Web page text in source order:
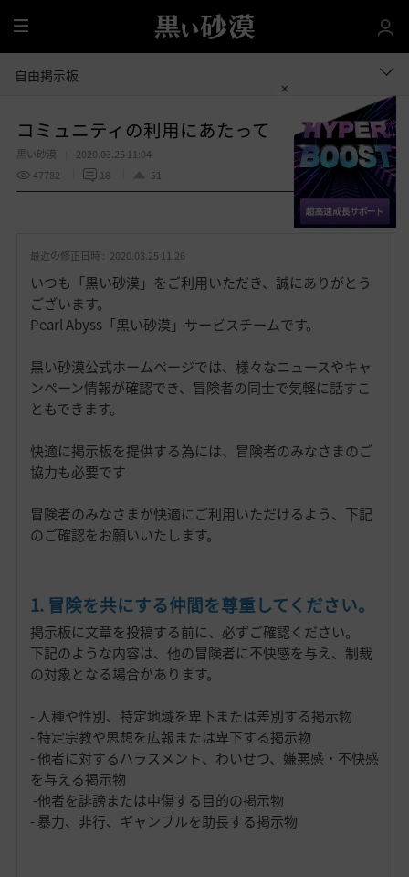
全
体
自由掲示板
コミュニティの利用にあたって
黒い砂漠
2020.03.25 11:04
47782
18 51
お
入
共有する
最近の修正日時 : 2020.03.25 11:26
いつも「黒い砂漠」をご利用いただき、誠にありがとう
ございます。
Pearl Abyss「黒い砂漠」サービスチームです。
黒い砂漠公式ホームページでは、様々なニュースやキャ
ンペーン情報が確認でき、冒険者の同士で気軽に話すこ
ともできます。
快適に掲示板を提供する為には、冒険者のみなさまのご
協力も必要です
冒険者のみなさまが快適にご利用いただけるよう、下記
のご確認をお願いいたします。
1. 冒険を共にする仲間を尊重してください。
掲示板に文章を投稿する前に、必ずご確認ください。
下記のような内容は、他の冒険者に不快感を与え、制裁
の対象となる場合があります。
- 人種や性別、特定地域を卑下または差別する掲示物
- 特定宗教や思想を広報または卑下する掲示物
- 他者に対するハラスメント、わいせつ、嫌悪感・不快感
を与える掲示物
-他者を誹謗または中傷する目的の掲示物
- 暴力、非行、ギャンブルを助長する掲示物